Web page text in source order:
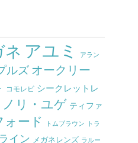
ネ アユミ アラン
ルズ オークリー
コモレビ シークレットレ
ノリ・ユゲ ティファ
ォード トムブラウン トラ
イン メガネレンズ ラルー